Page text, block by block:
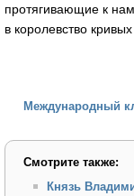
протягивающие к
в королевство
Международный
Смотрите также:
Князь